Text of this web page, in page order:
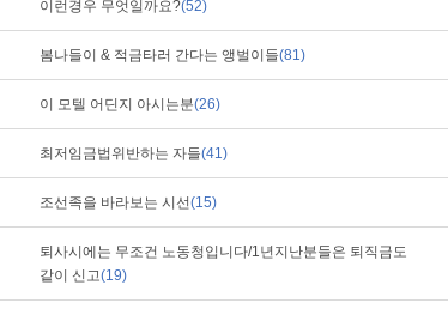
이런경우 무엇일까요?(52)
봄나들이 & 적금타러 간다는 앵벌이들(81)
이 모텔 어딘지 아시는분(26)
최저임금법위반하는 자들(41)
조선족을 바라보는 시선(15)
퇴사시에는 무조건 노동청입니다/1년지난분들은 퇴직금도
같이 신고(19)